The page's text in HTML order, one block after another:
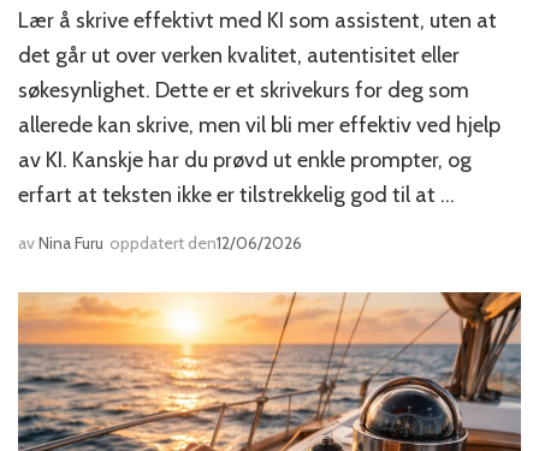
Lær å skrive effektivt med KI som assistent, uten at
det går ut over verken kvalitet, autentisitet eller
søkesynlighet. Dette er et skrivekurs for deg som
allerede kan skrive, men vil bli mer effektiv ved hjelp
av KI. Kanskje har du prøvd ut enkle prompter, og
erfart at teksten ikke er tilstrekkelig god til at …
avNina Furu oppdatert den12/06/2026